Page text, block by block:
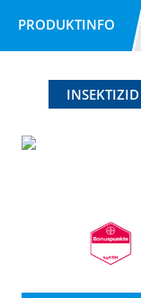
PRODUKTINFO
INSEKTIZID